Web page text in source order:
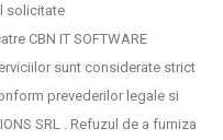
solicitate
CBN IT SOFTWARE
sunt considerate strict
prevederilor legale si
SRL . Refuzul de a furniza